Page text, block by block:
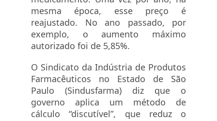
mesma época, esse preço é
reajustado. No ano passado, por
exemplo, o aumento máximo
autorizado foi de 5,85%.
O Sindicato da Indústria de Produtos
Farmacêuticos no Estado de São
Paulo (Sindusfarma) diz que o
governo aplica um método de
cálculo “discutível”, que reduz o